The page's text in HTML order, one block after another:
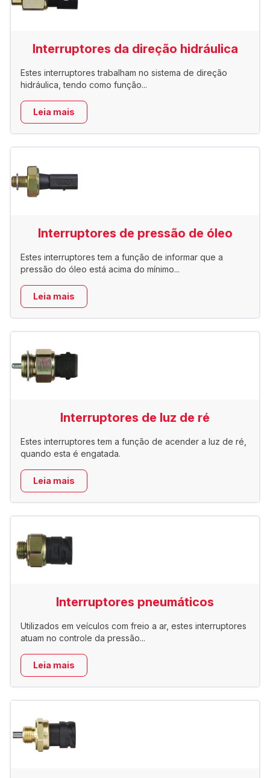
Interruptores da direção hidráulica
Estes interruptores trabalham no sistema de direção
hidráulica, tendo como função...
Leia mais
Interruptores de pressão de óleo
Estes interruptores tem a função de informar que a
pressão do óleo está acima do mínimo...
Leia mais
Interruptores de luz de ré
Estes interruptores tem a função de acender a luz de ré,
quando esta é engatada.
Leia mais
Interruptores pneumáticos
Utilizados em veículos com freio a ar, estes interruptores
atuam no controle da pressão...
Leia mais